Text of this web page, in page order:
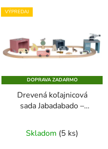
VÝPREDAJ
DOPRAVA ZADARMO
Drevená koľajnicová
sada Jabadabado –
hračka: hasiči, polícia,
vrtuľník
Skladom (5 ks)